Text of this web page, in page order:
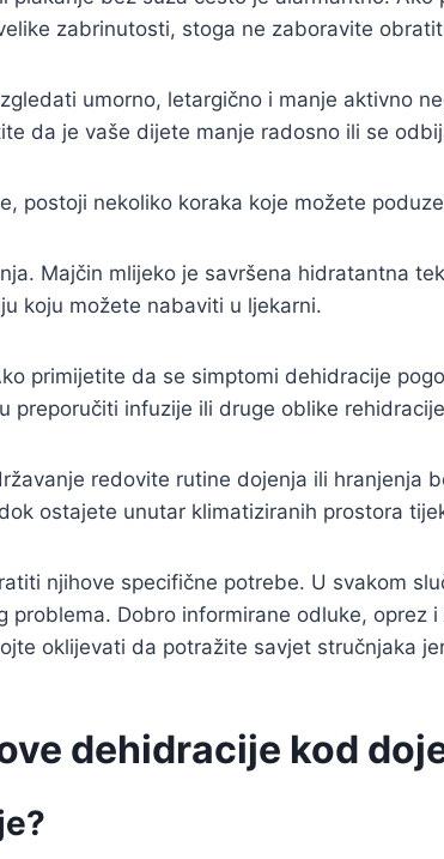
zabrinutosti, stoga ne zaboravite
umorno, letargično i manje aktivno
da je vaše dijete manje radosno ili se
postoji nekoliko koraka koje možete
Majčin mlijeko je savršena hidratantna
koju možete nabaviti u ljekarni.
primijetite da se simptomi dehidracije
preporučiti infuzije ili druge oblike
redovite rutine dojenja ili hranjenja
ostajete unutar klimatiziranih prostora
njihove specifične potrebe. U svakom
problema. Dobro informirane odluke,
oklijevati da potražite savjet stručnjaka
dehidracije kod